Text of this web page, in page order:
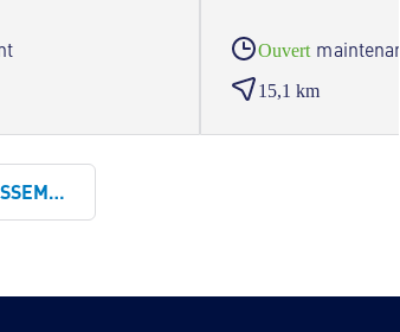
Ouvert maintenant
15,1 km